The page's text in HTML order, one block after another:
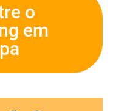
o
em